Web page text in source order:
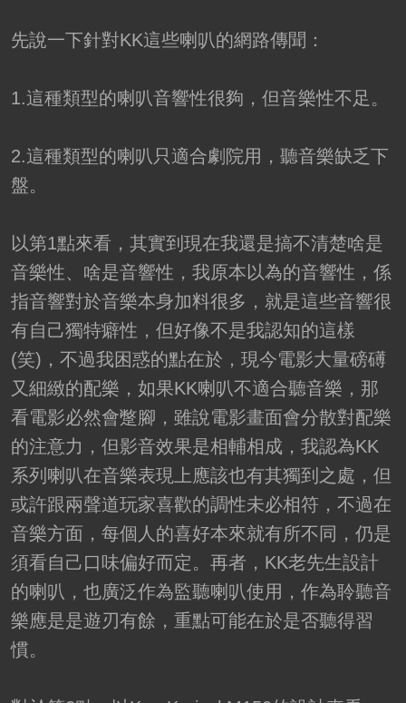
先說一下針對KK這些喇叭的網路傳聞：
1.這種類型的喇叭音響性很夠，但音樂性不足。
2.這種類型的喇叭只適合劇院用，聽音樂缺乏下
盤。
以第1點來看，其實到現在我還是搞不清楚啥是
音樂性、啥是音響性，我原本以為的音響性，係
指音響對於音樂本身加料很多，就是這些音響很
有自己獨特癖性，但好像不是我認知的這樣
(笑)，不過我困惑的點在於，現今電影大量磅礡
又細緻的配樂，如果KK喇叭不適合聽音樂，那
看電影必然會蹩腳，雖說電影畫面會分散對配樂
的注意力，但影音效果是相輔相成，我認為KK
系列喇叭在音樂表現上應該也有其獨到之處，但
或許跟兩聲道玩家喜歡的調性未必相符，不過在
音樂方面，每個人的喜好本來就有所不同，仍是
須看自己口味偏好而定。再者，KK老先生設計
的喇叭，也廣泛作為監聽喇叭使用，作為聆聽音
樂應是是遊刃有餘，重點可能在於是否聽得習
慣。